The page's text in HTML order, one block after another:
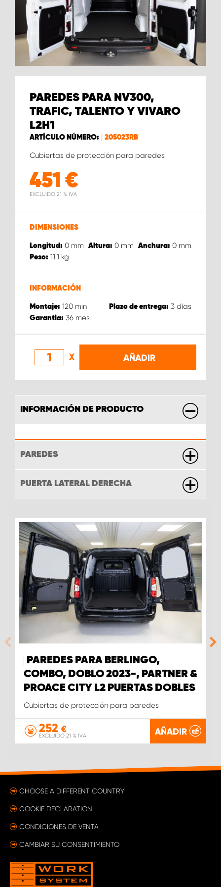
PAREDES PARA NV300,
TRAFIC, TALENTO Y VIVARO
L2H1
ARTÍCULO NÚMERO: 205023RB
Cubiertas de protección para paredes
451 €
EXCLUIDO 21 % IVA
DIMENSIONES
Longitud: 0 mm Altura: 0 mm Anchura: 0 mm
Peso: 11.1 kg
INFORMACIÓN
Montaje: 120 min Plazo de entrega: 3 días
Garantia: 36 mes
X AÑADIR
INFORMACIÓN DE PRODUCTO
PAREDES
PUERTA LATERAL DERECHA
PAREDES PARA BERLINGO,
COMBO, DOBLO 2023-, PARTNER &
PROACE CITY L2 PUERTAS DOBLES
Cubiertas de protección para paredes
252 €
EXCLUIDO 21 % IVA AÑADIR
CHOOSE A DIFFERENT COUNTRY
COOKIE DECLARATION
CONDICIONES DE VENTA
CAMBIAR SU CONSENTIMIENTO